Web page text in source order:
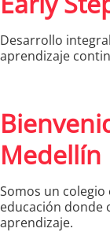
Desarrollo
aprendizaje
Medellín
Somos un colegio
educación donde
aprendizaje.